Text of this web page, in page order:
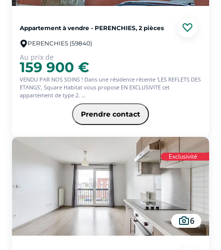
Appartement à vendre - PERENCHIES, 2 pièces
PERENCHIES (59840)
Au prix de
159 900 €
VENDU PAR NOS SOINS ! Dans une résidence récente 'LES REFLETS DES
ETANGS', Square Habitat vous propose EN EXCLUSIVITE cet
appartement de type 2.
Il offre une entrée avec placard, une pièce de vie avec cuisine équipée
donnant sur un balcon. une chambre, une salle de bain et un toilette
Une place de parking ainsi qu'une cave privative.
- Double vitrage + volet roulant
Prendre contact
Exclusivité
6